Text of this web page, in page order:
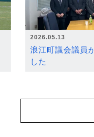
2026.05.13
浪江町議会議員
した